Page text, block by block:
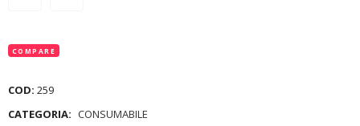
COMPARE
COD: 259
CATEGORIA: CONSUMABILE